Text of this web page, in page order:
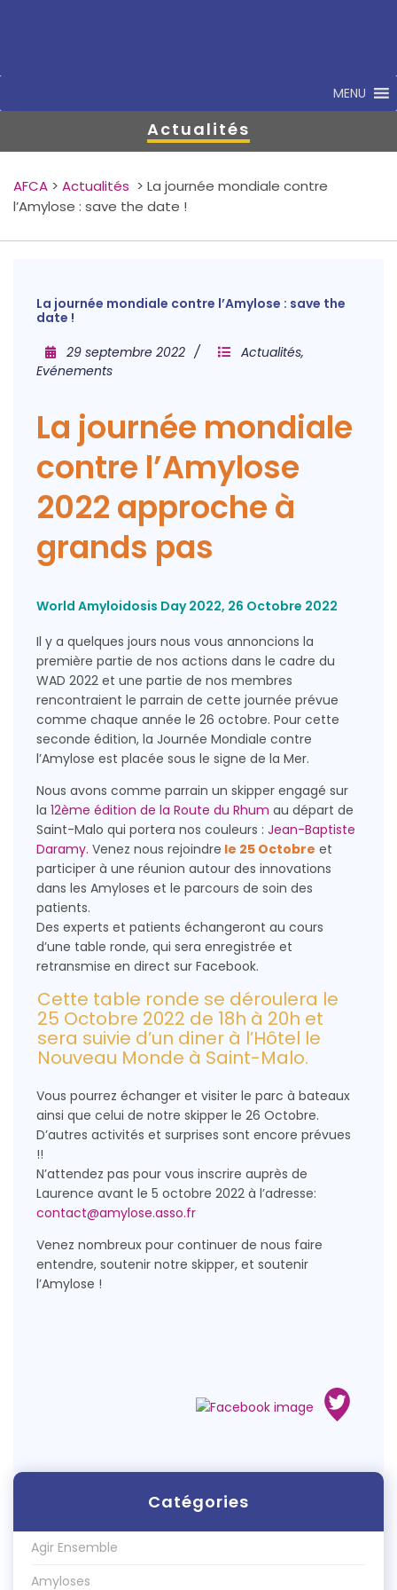
MENU
Actualités
AFCA > Actualités > La journée mondiale contre
l’Amylose : save the date !
La journée mondiale contre l’Amylose : save the
date !
29 septembre 2022
Actualités,
Evénements
La journée mondiale
contre l’Amylose
2022 approche à
grands pas
World Amyloidosis Day 2022, 26 Octobre 2022
Il y a quelques jours nous vous annoncions la
première partie de nos actions dans le cadre du
WAD 2022 et une partie de nos membres
rencontraient le parrain de cette journée prévue
comme chaque année le 26 octobre. Pour cette
seconde édition, la Journée Mondiale contre
l’Amylose est placée sous le signe de la Mer.
Nous avons comme parrain un skipper engagé sur
la 12ème édition de la Route du Rhum au départ de
Saint-Malo qui portera nos couleurs : Jean-Baptiste
Daramy. Venez nous rejoindre le 25 Octobre et
participer à une réunion autour des innovations
dans les Amyloses et le parcours de soin des
patients.
Des experts et patients échangeront au cours
d’une table ronde, qui sera enregistrée et
retransmise en direct sur Facebook.
Cette table ronde se déroulera le
25 Octobre 2022 de 18h à 20h et
sera suivie d’un diner à l’Hôtel le
Nouveau Monde à Saint-Malo.
Vous pourrez échanger et visiter le parc à bateaux
ainsi que celui de notre skipper le 26 Octobre.
D’autres activités et surprises sont encore prévues
!!
N’attendez pas pour vous inscrire auprès de
Laurence avant le 5 octobre 2022 à l’adresse:
contact@amylose.asso.fr
Venez nombreux pour continuer de nous faire
entendre, soutenir notre skipper, et soutenir
l’Amylose !
Catégories
Agir Ensemble
Amyloses